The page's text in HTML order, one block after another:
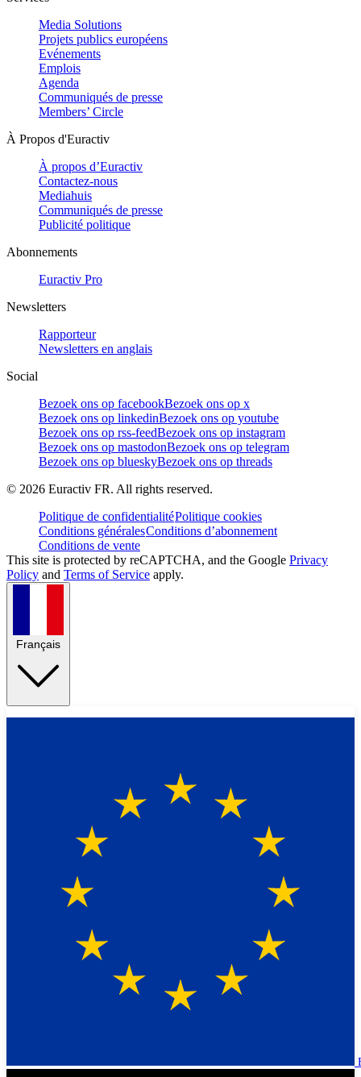
Media Solutions
Projets publics européens
Evénements
Emplois
Agenda
Communiqués de presse
Members’ Circle
À Propos d'Euractiv
À propos d’Euractiv
Contactez-nous
Mediahuis
Communiqués de presse
Publicité politique
Abonnements
Euractiv Pro
Newsletters
Rapporteur
Newsletters en anglais
Social
Bezoek ons op facebookBezoek ons op x
Bezoek ons op linkedinBezoek ons op youtube
Bezoek ons op rss-feedBezoek ons op instagram
Bezoek ons op mastodonBezoek ons op telegram
Bezoek ons op blueskyBezoek ons op threads
© 2026 Euractiv FR. All rights reserved.
Politique de confidentialitéPolitique cookies
Conditions généralesConditions d’abonnement
Conditions de vente
This site is protected by reCAPTCHA, and the Google Privacy
Policy and Terms of Service apply.
Français